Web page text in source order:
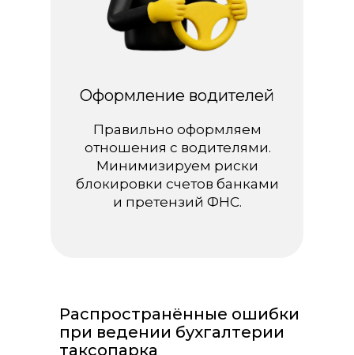
Оформление водителей
Правильно оформляем
отношения с водителями.
Минимизируем риски
блокировки счетов банками
и претензий ФНС.
Распространённые ошибки
при ведении бухгалтерии
таксопарка